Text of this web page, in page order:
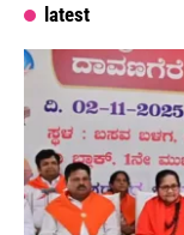
latest